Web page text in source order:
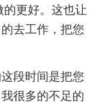
更好。这也让
去工作，把您
段时间是把您
很多的不足的